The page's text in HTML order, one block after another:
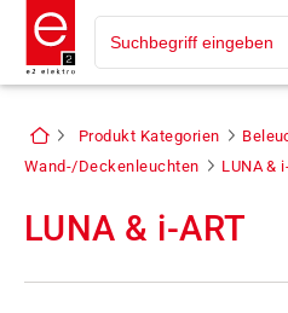
Produkt Kategorien
Wand-/Deckenleuchten
LUNA &
LUNA & i-ART